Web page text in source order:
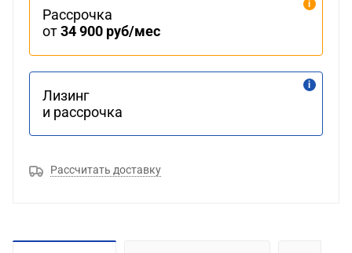
Рассрочка
от34 900 руб/мес
Лизинг
и рассрочка
Рассчитать доставку